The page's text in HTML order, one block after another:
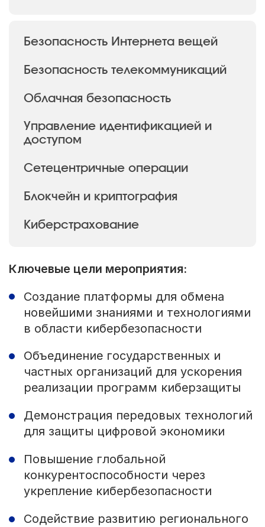
Безопасность Интернета вещей
Безопасность телекоммуникаций
Облачная безопасность
Управление идентификацией и
доступом
Сетецентричные операции
Блокчейн и криптография
Киберстрахование
Ключевые цели мероприятия:
Создание платформы для обмена
новейшими знаниями и технологиями
в области кибербезопасности
Объединение государственных и
частных организаций для ускорения
реализации программ киберзащиты
Демонстрация передовых технологий
для защиты цифровой экономики
Повышение глобальной
конкурентоспособности через
укрепление кибербезопасности
Содействие развитию регионального